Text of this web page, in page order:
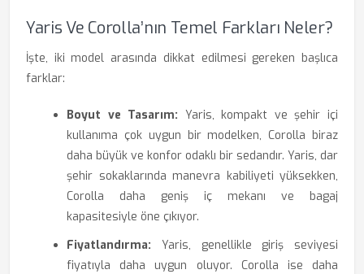
Yaris Ve Corolla’nın Temel Farkları Neler?
İşte, iki model arasında dikkat edilmesi gereken başlıca
farklar:
Boyut ve Tasarım: Yaris, kompakt ve şehir içi
kullanıma çok uygun bir modelken, Corolla biraz
daha büyük ve konfor odaklı bir sedandır. Yaris, dar
şehir sokaklarında manevra kabiliyeti yüksekken,
Corolla daha geniş iç mekanı ve bagaj
kapasitesiyle öne çıkıyor.
Fiyatlandırma: Yaris, genellikle giriş seviyesi
fiyatıyla daha uygun oluyor. Corolla ise daha